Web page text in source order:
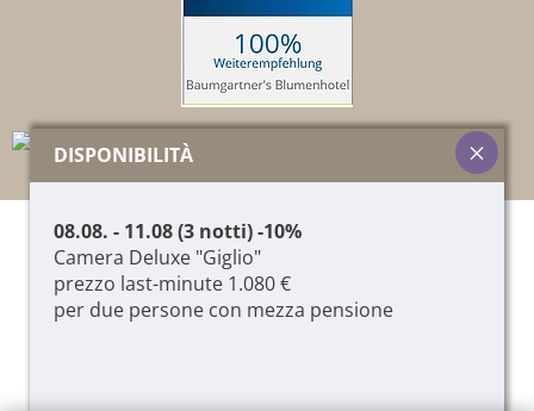
DISPONIBILITÀ
08.08. - 11.08 (3 notti) -10%
Camera Deluxe "Giglio"
prezzo last-minute 1.080 €
per due persone con mezza pensione
© 2026 Pircher Helene & Co. KG,
CIN: IT021087A1T9JCQTPM
COLOPHON PRIVACY & COOKIES LOGIN